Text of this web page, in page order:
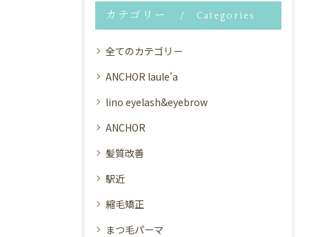
カテゴリー Categories
全てのカテゴリー
ANCHOR laule'a
lino eyelash&eyebrow
ANCHOR
髪質改善
駅近
縮毛矯正
まつ毛パーマ